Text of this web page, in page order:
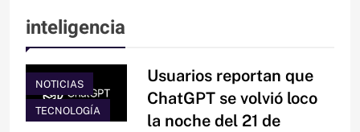
inteligencia
NOTICIAS
TECNOLOGÍA
Usuarios reportan que
ChatGPT se volvió loco
la noche del 21 de